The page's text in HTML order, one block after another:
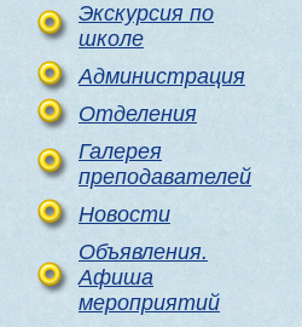
Экскурсия по
школе
Администрация
Отделения
Галерея
преподавателей
Новости
Объявления.
Афиша
мероприятий